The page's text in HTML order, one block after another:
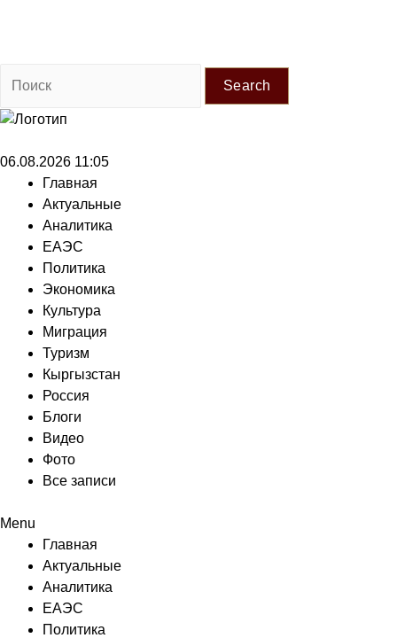
Search
06.08.2026 11:05
Главная
Актуальные
Аналитика
ЕАЭС
Политика
Экономика
Культура
Миграция
Туризм
Кыргызстан
Россия
Блоги
Видео
Фото
Все записи
Menu
Главная
Актуальные
Аналитика
ЕАЭС
Политика